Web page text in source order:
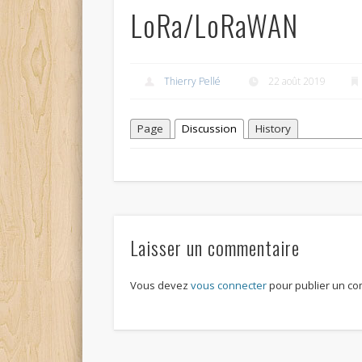
LoRa/LoRaWAN
Thierry Pellé 22 août 2019
Page Discussion History
Laisser un commentaire
Vous devez vous connecterpour publier un